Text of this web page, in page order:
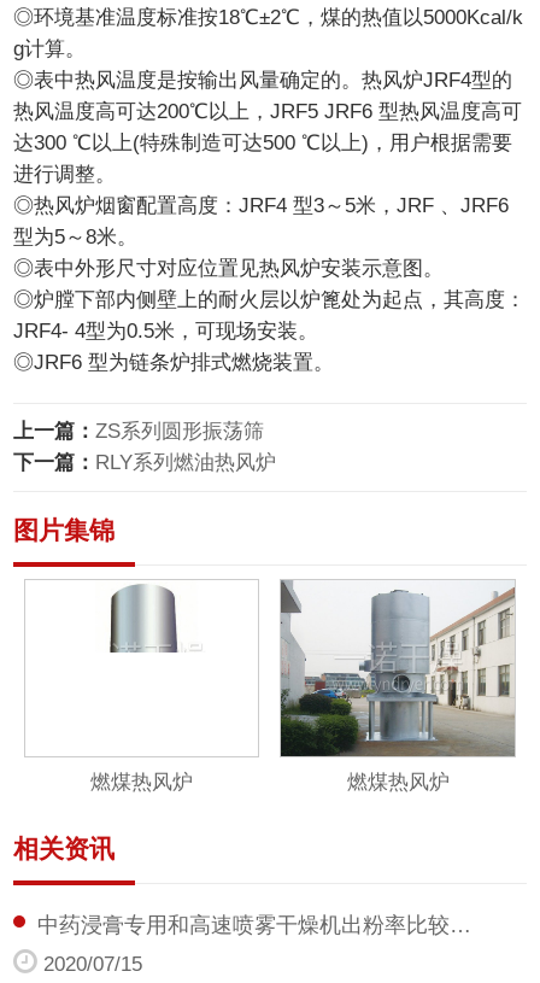
◎环境基准温度标准按18℃±2℃，煤的热值以5000Kcal/k
g计算。
◎表中热风温度是按输出风量确定的。热风炉JRF4型的
热风温度高可达200℃以上，JRF5 JRF6 型热风温度高可
达300 ℃以上(特殊制造可达500 ℃以上)，用户根据需要
进行调整。
◎热风炉烟窗配置高度：JRF4 型3～5米，JRF 、JRF6
型为5～8米。
◎表中外形尺寸对应位置见热风炉安装示意图。
◎炉膛下部内侧壁上的耐火层以炉篦处为起点，其高度：
JRF4- 4型为0.5米，可现场安装。
◎JRF6 型为链条炉排式燃烧装置。
上一篇：ZS系列圆形振荡筛
下一篇： RLY系列燃油热风炉
图片集锦
燃煤热风炉 燃煤热风炉
相关资讯
中药浸膏专用和高速喷雾干燥机出粉率比较…
2020/07/15